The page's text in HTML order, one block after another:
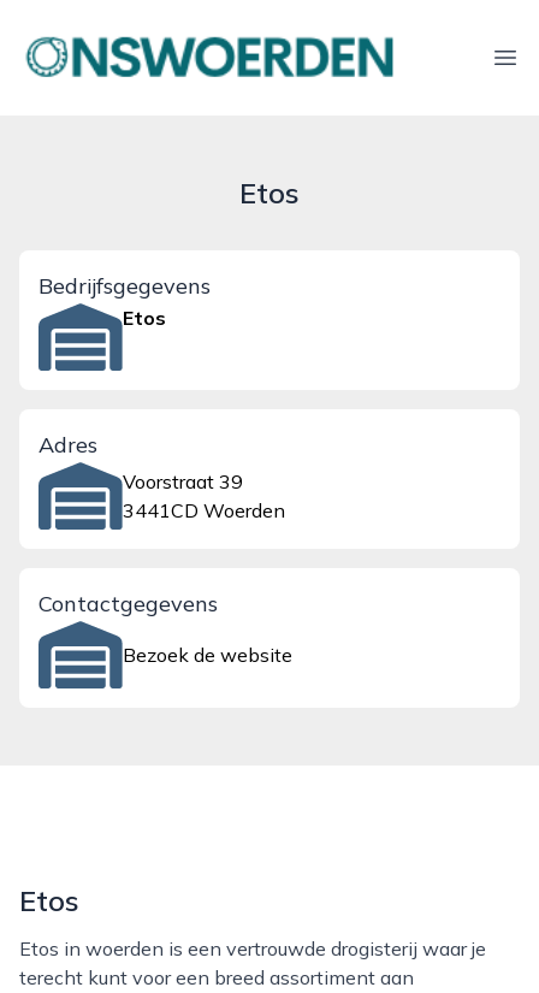
onswoerden.nl
Etos
Bedrijfsgegevens
Etos
Adres
Voorstraat 39
3441CD Woerden
Contactgegevens
Bezoek de website
Etos
Etos in woerden is een vertrouwde drogisterij waar je
terecht kunt voor een breed assortiment aan